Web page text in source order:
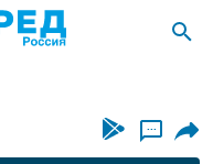
...